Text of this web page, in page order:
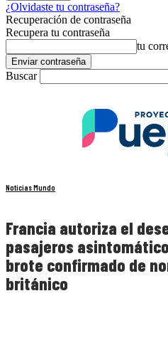
¿Olvidaste tu contraseña?
Recuperación de contraseña
Recupera tu contraseña
tu
Buscar
Noticias Mundo
Francia autoriza el
pasajeros
brote confirmado de
británico